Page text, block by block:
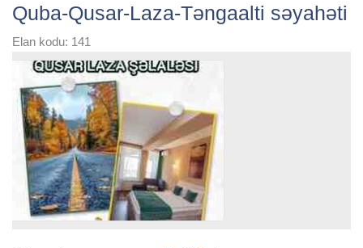
Quba-Qusar-Laza-Təngaalti səyahəti
Elan kodu: 141